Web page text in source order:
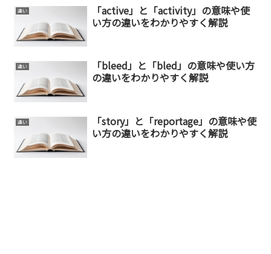
違い
「active」と「activity」の意味や使
い方の違いをわかりやすく解説
違い
「bleed」と「bled」の意味や使い方
の違いをわかりやすく解説
違い
「story」と「reportage」の意味や使
い方の違いをわかりやすく解説